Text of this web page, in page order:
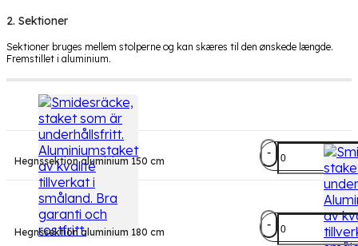
2. Sektioner
Sektioner bruges mellem stolperne og kan skæres til den ønskede længde.
Fremstillet i aluminium.
Hegnssektion aluminium 150 cm
Herrestad
hegnsektioner
Hegnssektion aluminium 180 cm
Herrestad
hegnsektioner